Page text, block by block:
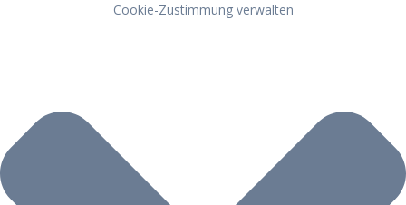
Cookie-Zustimmung verwalten